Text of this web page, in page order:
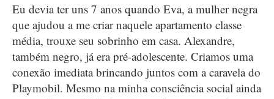
Eu devia ter uns 7 anos quando Eva, a mulher negra
que ajudou a me criar naquele apartamento classe
média, trouxe seu sobrinho em casa. Alexandre,
também negro, já era pré-adolescente. Criamos uma
conexão imediata brincando juntos com a caravela do
Playmobil. Mesmo na minha consciência social ainda